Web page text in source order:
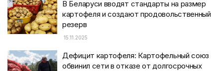
В Беларуси вводят стандарты на размер
картофеля и создают продовольственный
резерв
15.11.2025
Дефицит картофеля: Картофельный союз
обвинил сети в отказе от долгосрочных